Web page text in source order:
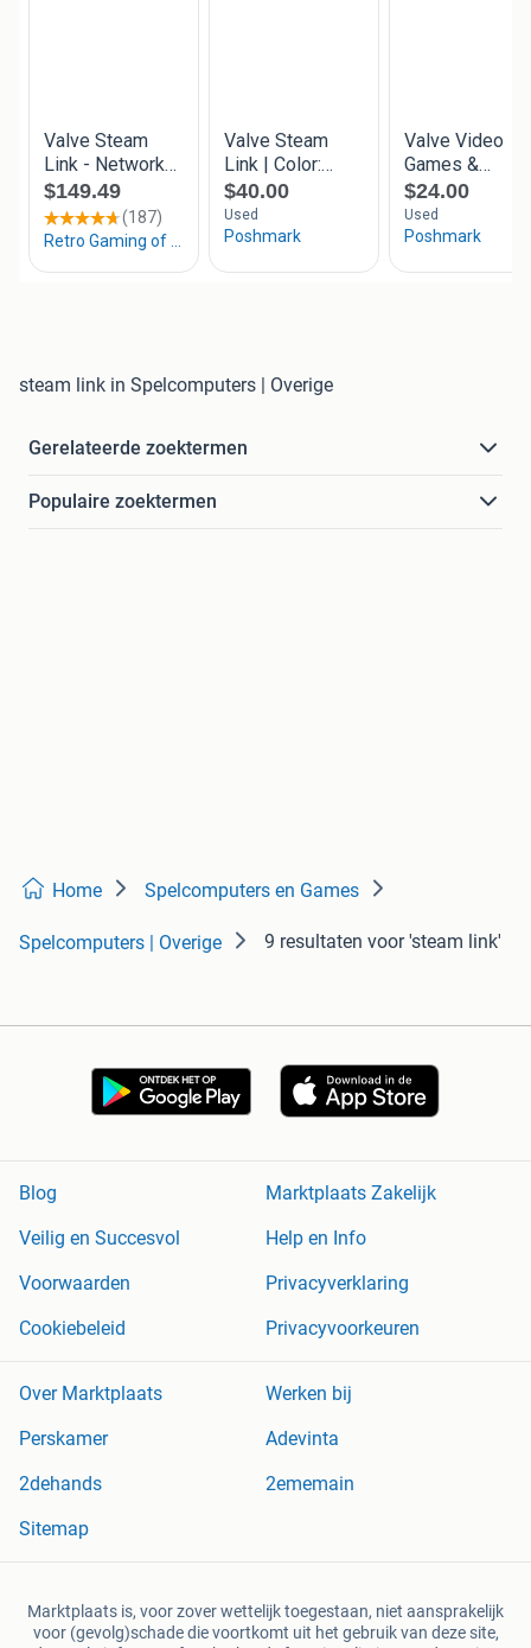
steam link in Spelcomputers | Overige
Gerelateerde zoektermen
Populaire zoektermen
Home Spelcomputers en Games
Spelcomputers | Overige 9 resultaten voor 'steam link'
Blog
Marktplaats Zakelijk
Veilig en Succesvol
Help en Info
Voorwaarden
Privacyverklaring
Cookiebeleid
Privacyvoorkeuren
Over Marktplaats
Werken bij
Perskamer
Adevinta
2dehands
2ememain
Sitemap
Marktplaats is, voor zover wettelijk toegestaan, niet aansprakelijk
voor (gevolg)schade die voortkomt uit het gebruik van deze site,